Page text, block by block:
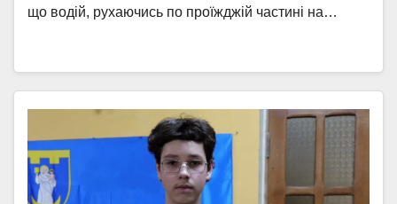
що водій, рухаючись по проїжджій частині на…